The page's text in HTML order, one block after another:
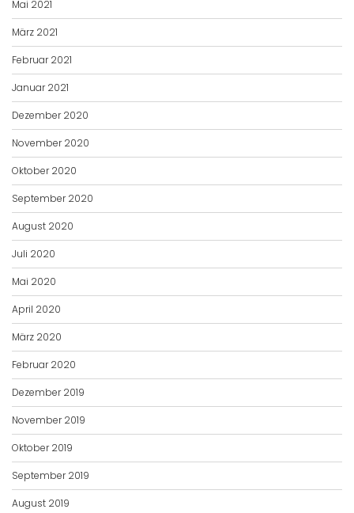
Mai 2021
März 2021
Februar 2021
Januar 2021
Dezember 2020
November 2020
Oktober 2020
September 2020
August 2020
Juli 2020
Mai 2020
April 2020
März 2020
Februar 2020
Dezember 2019
November 2019
Oktober 2019
September 2019
August 2019